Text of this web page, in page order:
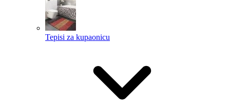
Tepisi za kupaonicu